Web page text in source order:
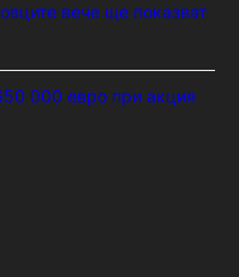
вече ще показват
000 евро при акция